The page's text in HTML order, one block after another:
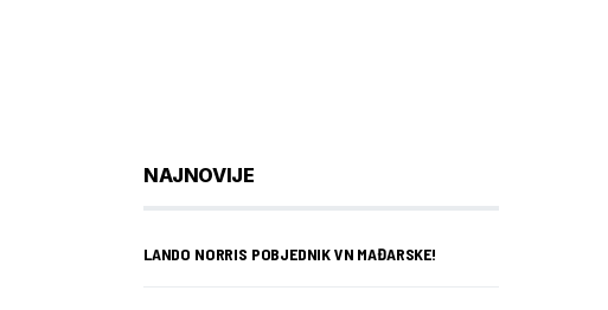
NAJNOVIJE
LANDO NORRIS POBJEDNIK VN MAĐARSKE!